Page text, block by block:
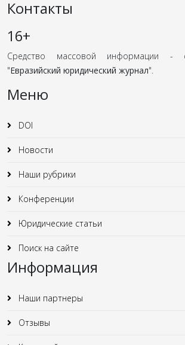
Контакты
16+
Средство массовой информации -
"Евразийский юридический журнал".
Меню
DOI
Новости
Наши рубрики
Конференции
Юридические статьи
Поиск на сайте
Информация
Наши партнеры
Отзывы